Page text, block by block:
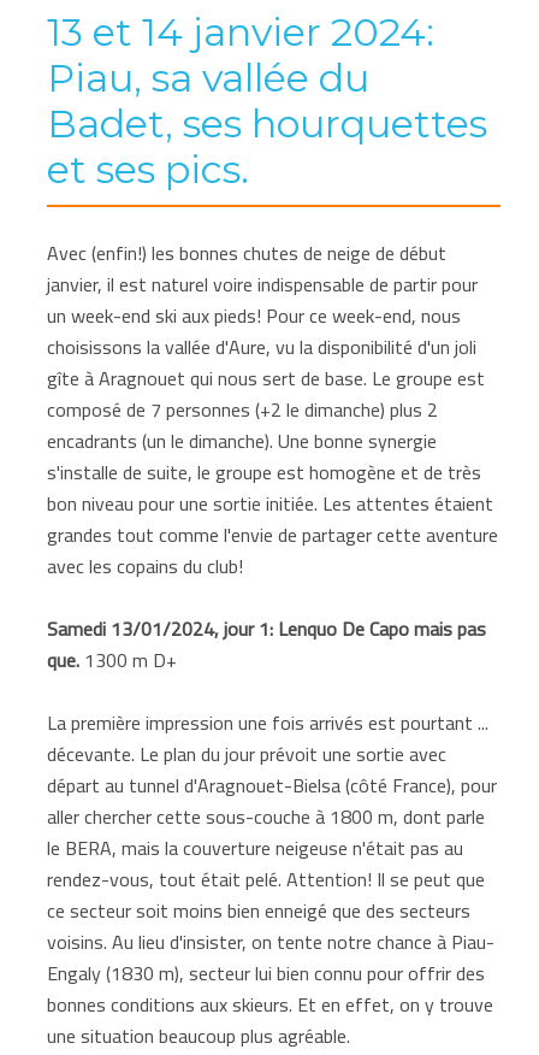
13 et 14 janvier 2024:
Piau, sa vallée du
Badet, ses hourquettes
et ses pics.
Avec (enfin!) les bonnes chutes de neige de début
janvier, il est naturel voire indispensable de partir pour
un week-end ski aux pieds! Pour ce week-end, nous
choisissons la vallée d'Aure, vu la disponibilité d'un joli
gîte à Aragnouet qui nous sert de base. Le groupe est
composé de 7 personnes (+2 le dimanche) plus 2
encadrants (un le dimanche). Une bonne synergie
s'installe de suite, le groupe est homogène et de très
bon niveau pour une sortie initiée. Les attentes étaient
grandes tout comme l'envie de partager cette aventure
avec les copains du club!
Samedi 13/01/2024, jour 1: Lenquo De Capo mais pas
que.1300 m D+
La première impression une fois arrivés est pourtant ...
décevante. Le plan du jour prévoit une sortie avec
départ au tunnel d'Aragnouet-Bielsa (côté France), pour
aller chercher cette sous-couche à 1800 m, dont parle
le BERA, mais la couverture neigeuse n'était pas au
rendez-vous, tout était pelé. Attention! Il se peut que
ce secteur soit moins bien enneigé que des secteurs
voisins. Au lieu d'insister, on tente notre chance à Piau-
Engaly (1830 m), secteur lui bien connu pour offrir des
bonnes conditions aux skieurs. Et en effet, on y trouve
une situation beaucoup plus agréable.